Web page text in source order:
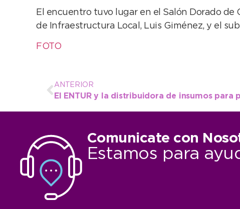
El encuentro tuvo lugar en el Salón Dorado
de Infraestructura Local, Luis Giménez, y el
FOTO
ANTERIOR
Comunicate con
Estamos para